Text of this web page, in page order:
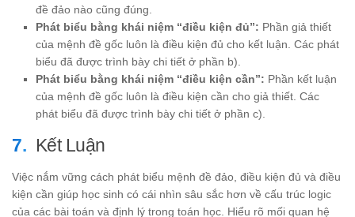
đề đảo nào cũng đúng.
Phát biểu bằng khái niệm “điều kiện đủ”: Phần giả thiết
của mệnh đề gốc luôn là điều kiện đủ cho kết luận. Các phát
biểu đã được trình bày chi tiết ở phần b).
Phát biểu bằng khái niệm “điều kiện cần”: Phần kết luận
của mệnh đề gốc luôn là điều kiện cần cho giả thiết. Các
phát biểu đã được trình bày chi tiết ở phần c).
Kết Luận
Việc nắm vững cách phát biểu mệnh đề đảo, điều kiện đủ và điều
kiện cần giúp học sinh có cái nhìn sâu sắc hơn về cấu trúc logic
của các bài toán và định lý trong toán học. Hiểu rõ mối quan hệ